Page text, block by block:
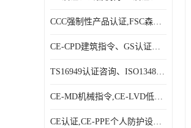
CCC强制性产品认证,FSC森林认证|贝安
CE-CPD建筑指令、GS认证、E－MARK认证|贝安
TS16949认证咨询、ISO13485认证咨询|贝安
CE-MD机械指令,CE-LVD低电压指令,CE-EMC电磁兼容指令|贝安
CE认证,CE-PPE个人防护设备指令,CE-PED压力设备指令|贝安